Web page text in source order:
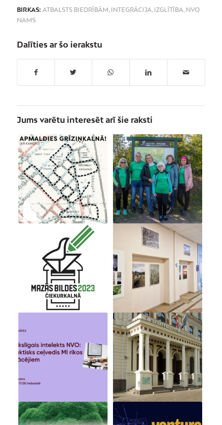
BIRKAS: ATBALSTS BIEDRĪBĀM , INTEGRĀCIJA, IZGLĪTĪBA, NVO
NAMS
Dalīties ar šo ierakstu
Jums varētu interesēt arī šie raksti